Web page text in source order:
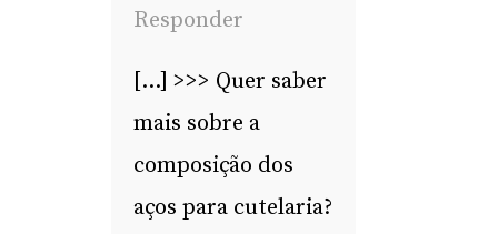
Responder
[…] >>> Quer saber
mais sobre a
composição dos
aços para cutelaria?